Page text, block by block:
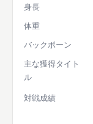
身長
体重
バックボーン
主な獲得タイト
ル
対戦成績